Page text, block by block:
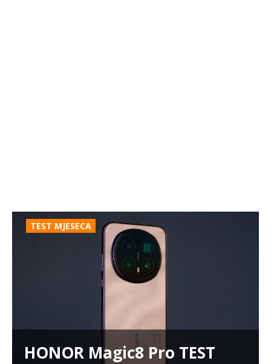
TEST MJESECA
HONOR Magic8 Pro TEST